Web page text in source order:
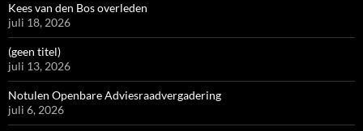
Kees van den Bos overleden
juli 18, 2026
(geen titel)
juli 13, 2026
Notulen Openbare Adviesraadvergadering
juli 6, 2026